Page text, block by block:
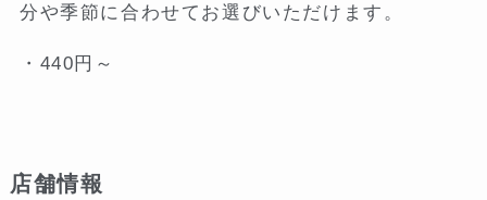
分や季節に合わせてお選びいただけます。
・440円～
店舗情報